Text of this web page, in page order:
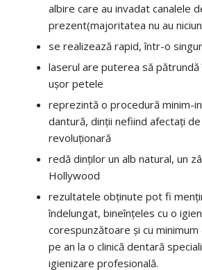
albire care au invadat canalele
prezent(majoritatea nu au
se realizează rapid, într-o
laserul are puterea să pătrundă
ușor petele
reprezintă o procedură minim-
dantură, dinții nefiind afectați
revoluționară
redă dinților un alb natural, un
Hollywood
rezultatele obținute pot fi
îndelungat, bineînțeles cu o
corespunzătoare și cu
pe an la o clinică dentară
igienizare profesională.